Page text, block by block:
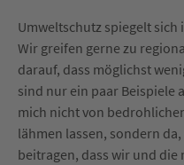
Umweltschutz spiegelt
Wir greifen gerne zu
darauf, dass möglichst
sind nur ein paar Beispiele
mich nicht von
lähmen lassen, sondern
beitragen, dass wir und